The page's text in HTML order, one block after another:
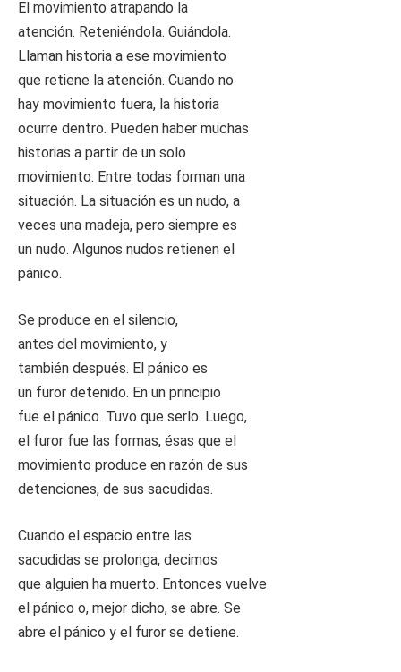
El movimiento atrapando la
atención. Reteniéndola. Guiándola.
Llaman historia a ese movimiento
que retiene la atención. Cuando no
hay movimiento fuera, la historia
ocurre dentro. Pueden haber muchas
historias a partir de un solo
movimiento. Entre todas forman una
situación. La situación es un nudo, a
veces una madeja, pero siempre es
un nudo. Algunos nudos retienen el
pánico.
Se produce en el silencio,
antes del movimiento, y
también después. El pánico es
un furor detenido. En un principio
fue el pánico. Tuvo que serlo. Luego,
el furor fue las formas, ésas que el
movimiento produce en razón de sus
detenciones, de sus sacudidas.
Cuando el espacio entre las
sacudidas se prolonga, decimos
que alguien ha muerto. Entonces vuelve
el pánico o, mejor dicho, se abre. Se
abre el pánico y el furor se detiene.